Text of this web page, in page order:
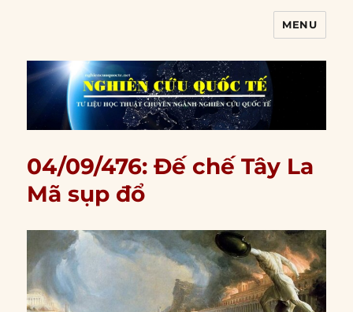
MENU
04/09/476: Đế chế Tây La
Mã sụp đổ